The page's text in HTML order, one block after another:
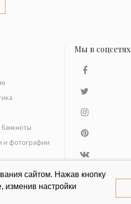
и фотографии
сайтом. Нажав кнопку
изменив настройки